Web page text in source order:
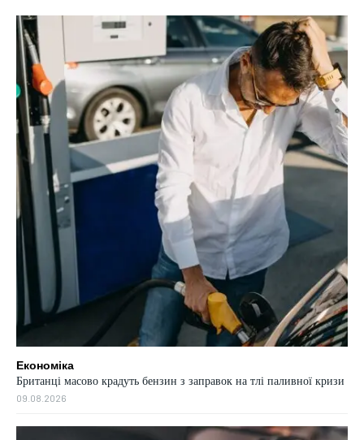
Економіка
Британці масово крадуть бензин з заправок на тлі паливної кризи
09.08.2026